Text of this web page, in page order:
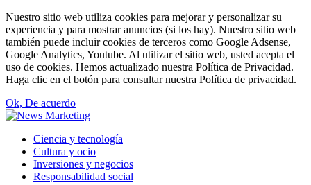
Nuestro sitio web utiliza cookies para mejorar y personalizar su
experiencia y para mostrar anuncios (si los hay). Nuestro sitio web
también puede incluir cookies de terceros como Google Adsense,
Google Analytics, Youtube. Al utilizar el sitio web, usted acepta el
uso de cookies. Hemos actualizado nuestra Política de Privacidad.
Haga clic en el botón para consultar nuestra Política de privacidad.
Ok, De acuerdo
Ciencia y tecnología
Cultura y ocio
Inversiones y negocios
Responsabilidad social